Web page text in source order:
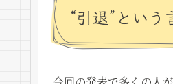
“引退”とい